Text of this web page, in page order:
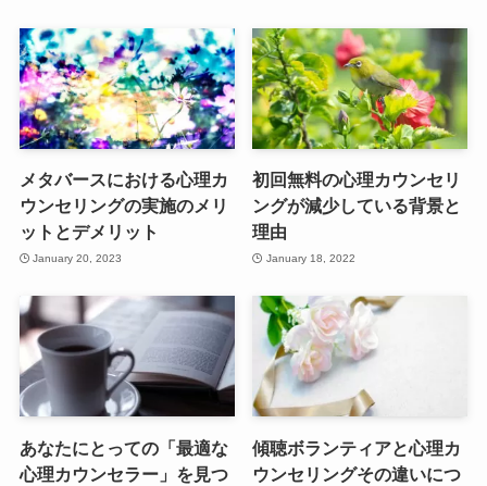
メタバースにおける心理カ
ウンセリングの実施のメリ
ットとデメリット
January 20, 2023
初回無料の心理カウンセリ
ングが減少している背景と
理由
January 18, 2022
あなたにとっての「最適な
心理カウンセラー」を見つ
傾聴ボランティアと心理カ
ウンセリングその違いにつ